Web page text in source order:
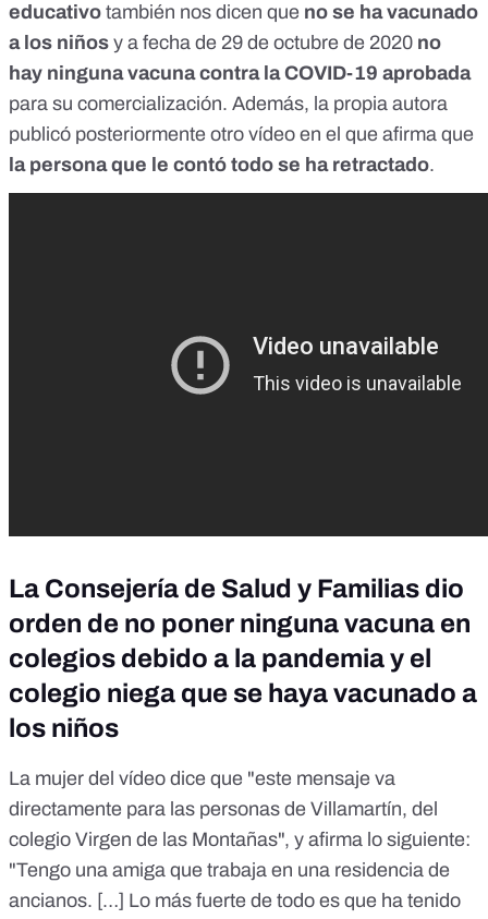
educativo también nos dicen que no se ha vacunado
a los niños y a fecha de 29 de octubre de 2020 no
hay ninguna vacuna contra la COVID-19 aprobada
para su comercialización. Además, la propia autora
publicó posteriormente otro vídeo en el que afirma que
la persona que le contó todo se ha retractado.
La Consejería de Salud y Familias dio
orden de no poner ninguna vacuna en
colegios debido a la pandemia y el
colegio niega que se haya vacunado a
los niños
La mujer del vídeo dice que "este mensaje va
directamente para las personas de Villamartín, del
colegio Virgen de las Montañas", y afirma lo siguiente:
"Tengo una amiga que trabaja en una residencia de
ancianos. […] Lo más fuerte de todo es que ha tenido